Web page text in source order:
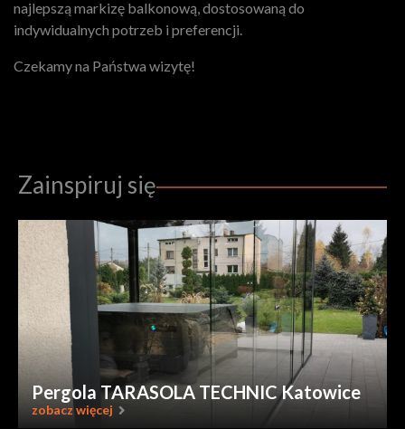
najlepszą markizę balkonową, dostosowaną do
indywidualnych potrzeb i preferencji.
Czekamy na Państwa wizytę!
Zainspiruj się
Pergola TARASOLA TECHNIC Katowice
zobacz więcej